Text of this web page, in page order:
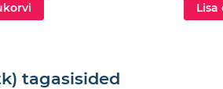
Lisa
tagasisided